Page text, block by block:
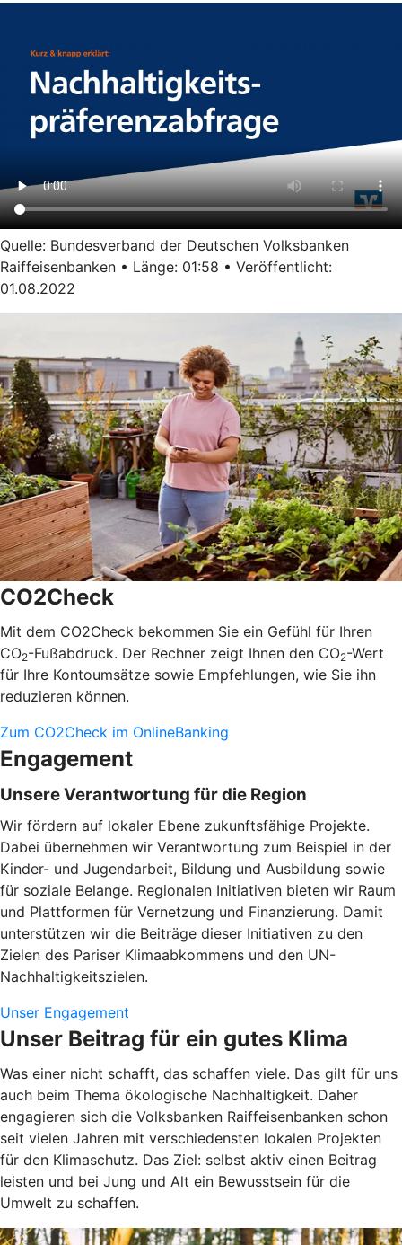
Quelle: Bundesverband der Deutschen Volksbanken
Raiffeisenbanken • Länge: 01:58 • Veröffentlicht:
01.08.2022
CO2Check
Mit dem CO2Check bekommen Sie ein Gefühl für Ihren
CO2-Fußabdruck. Der Rechner zeigt Ihnen den CO2-Wert
für Ihre Kontoumsätze sowie Empfehlungen, wie Sie ihn
reduzieren können.
Zum CO2Check im OnlineBanking
Engagement
Unsere Verantwortung für die Region
Wir fördern auf lokaler Ebene zukunftsfähige Projekte.
Dabei übernehmen wir Verantwortung zum Beispiel in der
Kinder- und Jugendarbeit, Bildung und Ausbildung sowie
für soziale Belange. Regionalen Initiativen bieten wir Raum
und Plattformen für Vernetzung und Finanzierung. Damit
unterstützen wir die Beiträge dieser Initiativen zu den
Zielen des Pariser Klimaabkommens und den UN-
Nachhaltigkeitszielen.
Unser Engagement
Unser Beitrag für ein gutes Klima
Was einer nicht schafft, das schaffen viele. Das gilt für uns
auch beim Thema ökologische Nachhaltigkeit. Daher
engagieren sich die Volksbanken Raiffeisenbanken schon
seit vielen Jahren mit verschiedensten lokalen Projekten
für den Klimaschutz. Das Ziel: selbst aktiv einen Beitrag
leisten und bei Jung und Alt ein Bewusstsein für die
Umwelt zu schaffen.